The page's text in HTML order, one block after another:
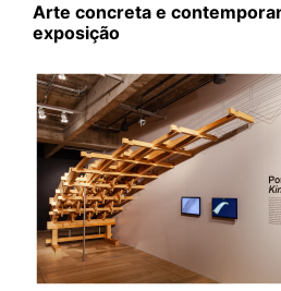
Arte concreta e
exposição